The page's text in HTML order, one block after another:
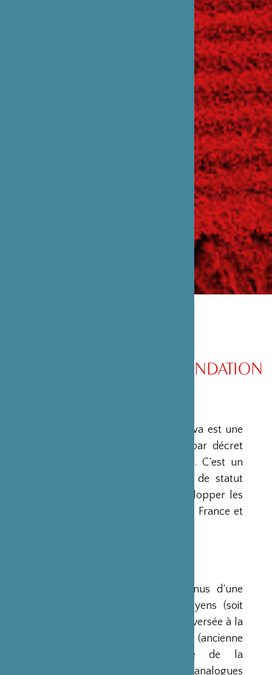
PRÉSENTATION DE LA FONDATION
La Fondation Franco-Japonaise Sasakawa est une
fondation reconnue d’utilité publique par décret
du Premier Ministre du 23 mars 1990. C’est un
organisme privé, sans but lucratif et de statut
français, qui a pour mission de « développer les
relations culturelles et d’amitié entre la France et
Ses ressources proviennent des revenus d’une
dotation initiale de trois milliards de yens (soit
environ 20 millions d’euros à l’époque) versée à la
France par la Fondation Nippon (ancienne
Fondation de l’Industrie Japonaise de la
Construction Navale). Des institutions analogues